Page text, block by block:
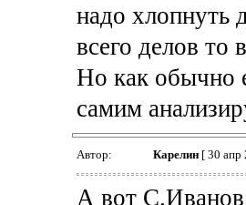
надо хлопнуть
всего делов то
Но как обычно
самим
Автор: Карелин[ 30 апр
А вот